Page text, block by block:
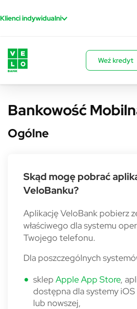
Klienci indywidualni
Weź kredyt
Bankowość
Ogólne
Skąd mogę pobrać
VeloBanku?
Aplikację VeloBank pobierz
właściwego dla systemu
Twojego telefonu.
Dla poszczególnych
sklep Apple App Store,
dostępna dla systemy iOS
lub nowszej,